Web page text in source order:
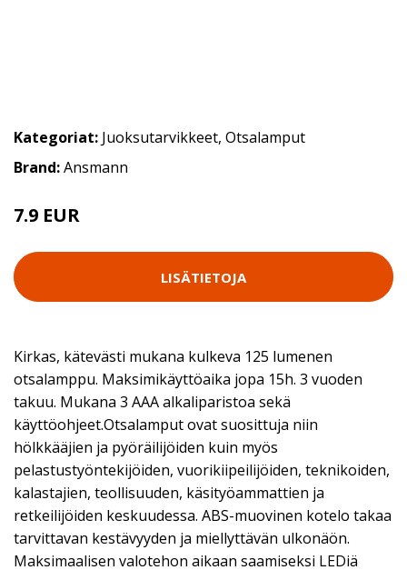
Kategoriat: Juoksutarvikkeet, Otsalamput
Brand:Ansmann
7.9 EUR
LISÄTIETOJA
Kirkas, kätevästi mukana kulkeva 125 lumenen
otsalamppu. Maksimikäyttöaika jopa 15h. 3 vuoden
takuu. Mukana 3 AAA alkaliparistoa sekä
käyttöohjeet.Otsalamput ovat suosittuja niin
hölkkääjien ja pyöräilijöiden kuin myös
pelastustyöntekijöiden, vuorikiipeilijöiden, teknikoiden,
kalastajien, teollisuuden, käsityöammattien ja
retkeilijöiden keskuudessa. ABS-muovinen kotelo takaa
tarvittavan kestävyyden ja miellyttävän ulkonäön.
Maksimaalisen valotehon aikaan saamiseksi LEDiä